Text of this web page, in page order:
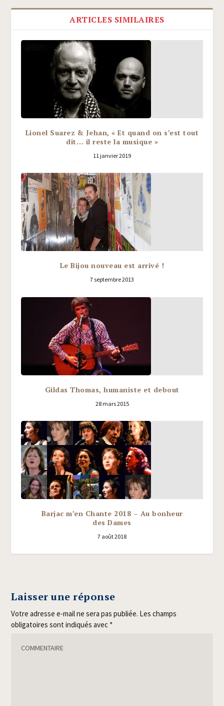
ARTICLES SIMILAIRES
Lionel Suarez & Jehan, « Et quand on s’est tout
dit… il reste la musique »
11 janvier 2019
Le Bijou nouveau est arrivé !
7 septembre 2013
Gildas Thomas, humaniste et debout
28 mars 2015
Barjac m’en Chante 2018 – Au bonheur
des Dames
7 août 2018
Laisser une réponse
Votre adresse e-mail ne sera pas publiée. Les champs
obligatoires sont indiqués avec *